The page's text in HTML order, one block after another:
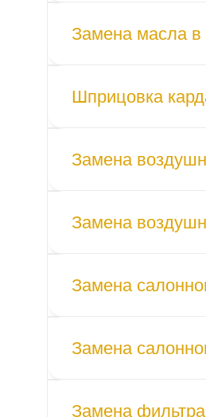
Замена масла в
Шприцовка
Замена
Замена
Замена
Замена
Замена